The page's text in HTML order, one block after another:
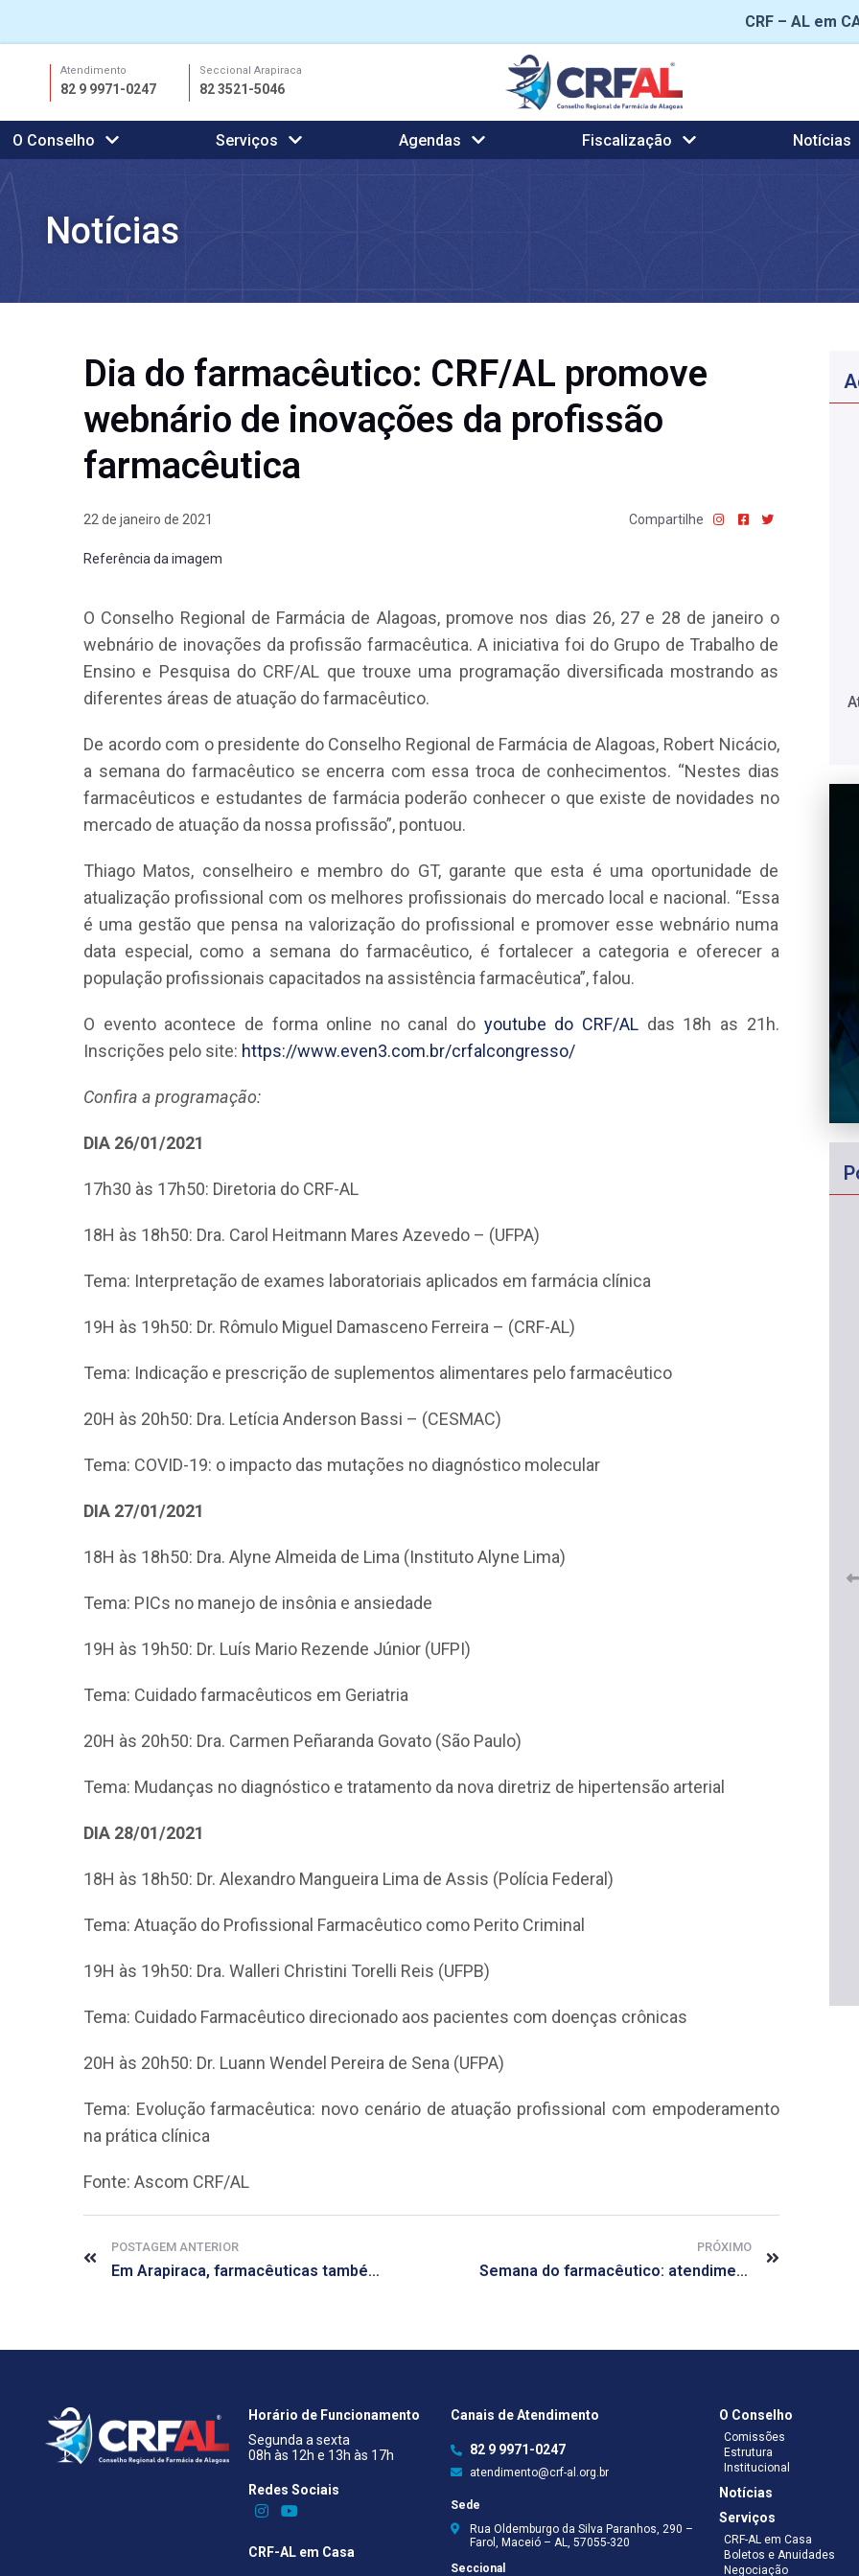
CRF – AL em
conteúdo
Atendimento
82 9 9971-0247
Seccional Arapiraca
82 3521-5046
O Conselho Serviços Agendas Fiscalização Notícias
Notícias
Dia do farmacêutico: CRF/AL promove
webnário de inovações da profissão
farmacêutica
22 de janeiro de 2021 Compartilhe
Referência da imagem
O Conselho Regional de Farmácia de Alagoas, promove nos dias 26, 27 e 28 de janeiro o
webnário de inovações da profissão farmacêutica. A iniciativa foi do Grupo de Trabalho de
Ensino e Pesquisa do CRF/AL que trouxe uma programação diversificada mostrando as
diferentes áreas de atuação do farmacêutico.
De acordo com o presidente do Conselho Regional de Farmácia de Alagoas, Robert Nicácio,
a semana do farmacêutico se encerra com essa troca de conhecimentos. “Nestes dias
farmacêuticos e estudantes de farmácia poderão conhecer o que existe de novidades no
mercado de atuação da nossa profissão”, pontuou.
Thiago Matos, conselheiro e membro do GT, garante que esta é uma oportunidade de
atualização profissional com os melhores profissionais do mercado local e nacional. “Essa
é uma gestão que pensa na valorização do profissional e promover esse webnário numa
data especial, como a semana do farmacêutico, é fortalecer a categoria e oferecer a
população profissionais capacitados na assistência farmacêutica”, falou.
O evento acontece de forma online no canal do youtube do CRF/ALdas 18h as 21h.
Inscrições pelo site: https://www.even3.com.br/crfalcongresso/
Confira a programação:
DIA 26/01/2021
17h30 às 17h50: Diretoria do CRF-AL
18H às 18h50: Dra. Carol Heitmann Mares Azevedo – (UFPA)
Tema: Interpretação de exames laboratoriais aplicados em farmácia clínica
19H às 19h50: Dr. Rômulo Miguel Damasceno Ferreira – (CRF-AL)
Tema: Indicação e prescrição de suplementos alimentares pelo farmacêutico
20H às 20h50: Dra. Letícia Anderson Bassi – (CESMAC)
Tema: COVID-19: o impacto das mutações no diagnóstico molecular
DIA 27/01/2021
18H às 18h50: Dra. Alyne Almeida de Lima (Instituto Alyne Lima)
Tema: PICs no manejo de insônia e ansiedade
19H às 19h50: Dr. Luís Mario Rezende Júnior (UFPI)
Tema: Cuidado farmacêuticos em Geriatria
20H às 20h50: Dra. Carmen Peñaranda Govato (São Paulo)
Tema: Mudanças no diagnóstico e tratamento da nova diretriz de hipertensão arterial
DIA 28/01/2021
18H às 18h50: Dr. Alexandro Mangueira Lima de Assis (Polícia Federal)
Tema: Atuação do Profissional Farmacêutico como Perito Criminal
19H às 19h50: Dra. Walleri Christini Torelli Reis (UFPB)
Tema: Cuidado Farmacêutico direcionado aos pacientes com doenças crônicas
20H às 20h50: Dr. Luann Wendel Pereira de Sena (UFPA)
Tema: Evolução farmacêutica: novo cenário de atuação profissional com empoderamento
na prática clínica
Fonte: Ascom CRF/AL
POSTAGEM ANTERIOR
Em Arapiraca, farmacêuticas também são contempladas com a imunização contra a Covid-19
PRÓXIMO
Semana do farmacêutico: atendimento em florais de Bach, Aromaterapia e acupuntura foram realizados no sábado, 23
CRF-AL reforça importância do
29 de janeiro de 2026
CRF-AL renova parceria com
26 de maio de 2026
Horário de Funcionamento
Segunda a sexta
08h às 12h e 13h às 17h
Redes Sociais​
CRF-AL em Casa
Canais de Atendimento
82 9 9971-0247
atendimento@crf-al.org.br
Sede
Rua Oldemburgo da Silva Paranhos, 290 –
Farol, Maceió – AL, 57055-320
Seccional
O Conselho
Comissões
Estrutura
Institucional
Notícias
Serviços
CRF-AL em Casa
Boletos e Anuidades
Negociação